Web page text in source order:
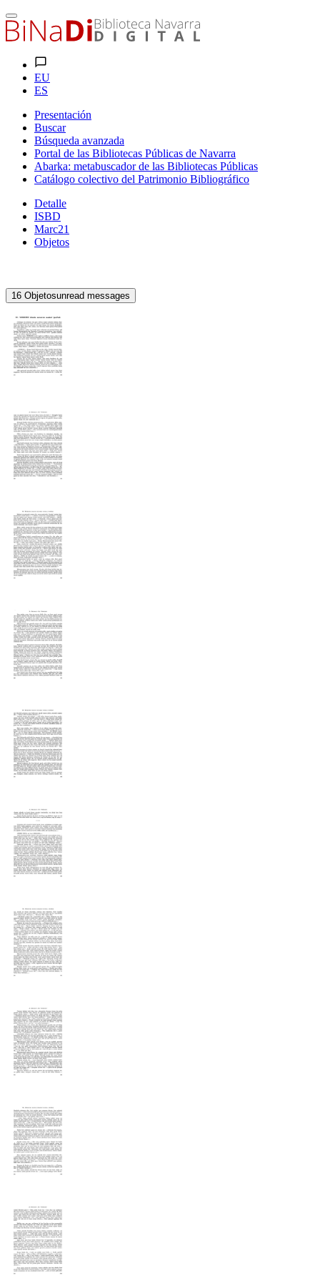
EU
ES
Presentación
Buscar
Búsqueda avanzada
Portal de las Bibliotecas Públicas de Navarra
Abarka: metabuscador de las Bibliotecas Públicas
Catálogo colectivo del Patrimonio Bibliográfico
Detalle
ISBD
Marc21
Objetos
16 Objetosunread messages